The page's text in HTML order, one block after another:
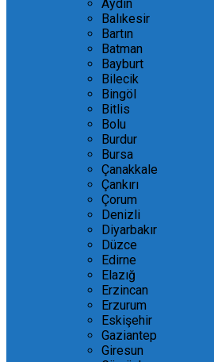
Aydın
Balıkesir
Bartın
Batman
Bayburt
Bilecik
Bingöl
Bitlis
Bolu
Burdur
Bursa
Çanakkale
Çankırı
Çorum
Denizli
Diyarbakır
Düzce
Edirne
Elazığ
Erzincan
Erzurum
Eskişehir
Gaziantep
Giresun